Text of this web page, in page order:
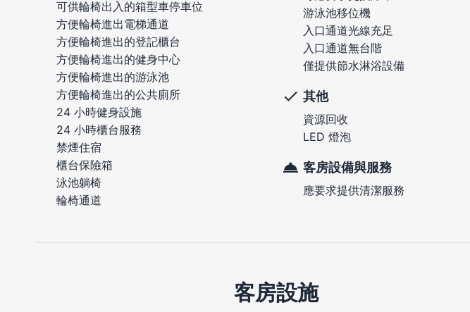
可供輪椅出入的箱型車停車位
方便輪椅進出電梯通道
方便輪椅進出的登記櫃台
方便輪椅進出的健身中心
方便輪椅進出的游泳池
方便輪椅進出的公共廁所
24 小時健身設施
24 小時櫃台服務
禁煙住宿
櫃台保險箱
泳池躺椅
輪椅通道
游泳池移位機
入口通道光線充足
入口通道無台階
僅提供節水淋浴設備
其他
資源回收
LED 燈泡
客房設備與服務
應要求提供清潔服務
客房設施